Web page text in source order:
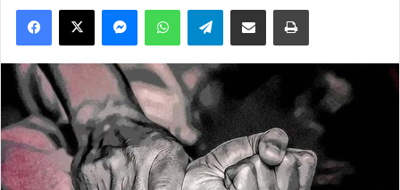
Facebook
X MessengerWhatsAppTelegramShare via Email Print